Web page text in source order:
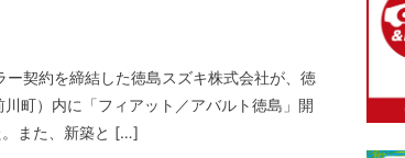
契約を締結した徳島スズキ株式会社が、徳
町）内に「フィアット／アバルト徳島」開
。また、新築と […]